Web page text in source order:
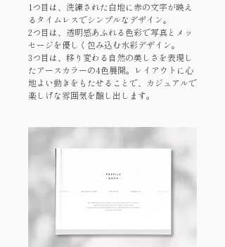
1つ目は、洗練された白地に赤の文字が映え
るタイムレスでシンプルなデザイン。
2つ目は、透明感あふれる色彩で写真とメッ
セージを優しく包み込む水彩デザイン。
3つ目は、移り変わる自然の美しさを表現し
たアースカラーの4色展開。レイアウトに心
地よい動きをもたせることで、カジュアルで
楽しげな雰囲気を醸し出します。